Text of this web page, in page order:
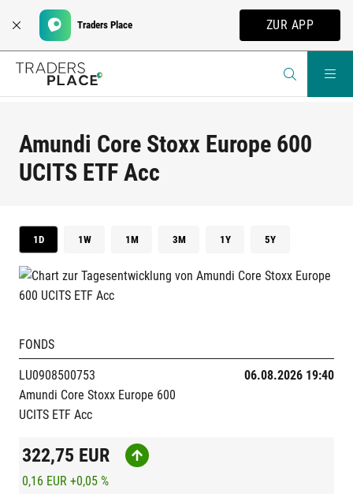
Traders Place ZUR APP
Amundi Core Stoxx Europe 600
UCITS ETF Acc
1D 1W 1M 3M 1Y 5Y
FONDS
LU0908500753
Amundi Core Stoxx Europe 600
UCITS ETF Acc
06.08.2026 19:40
322,75 EUR
0,16 EUR +0,05 %